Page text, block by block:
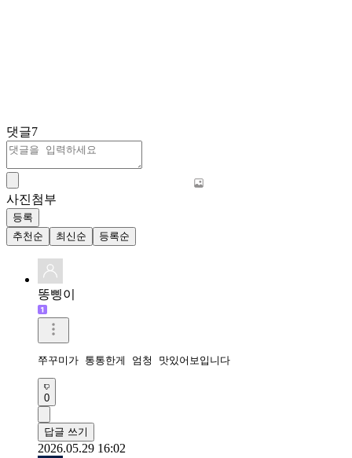
댓글7
사진첨부
등록
추천순
최신순 등록순
똥삥이
쭈꾸미가 통통한게 엄청 맛있어보입니다
0
답글 쓰기
2026.05.29 16:02